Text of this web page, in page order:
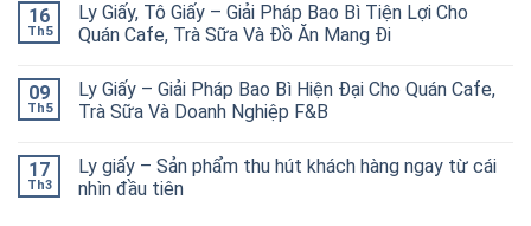
16
Th5
Ly Giấy, Tô Giấy – Giải Pháp Bao Bì Tiện Lợi Cho
Quán Cafe, Trà Sữa Và Đồ Ăn Mang Đi
09
Th5
Ly Giấy – Giải Pháp Bao Bì Hiện Đại Cho Quán Cafe,
Trà Sữa Và Doanh Nghiệp F&B
17
Th3
Ly giấy – Sản phẩm thu hút khách hàng ngay từ cái
nhìn đầu tiên